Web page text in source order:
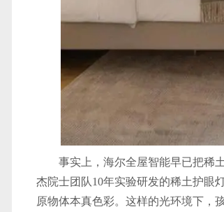
事实上，海尔全屋智能早已把稀
杰院士团队10年实验研发的稀土护眼
原物体本真色彩。这样的光环境下，